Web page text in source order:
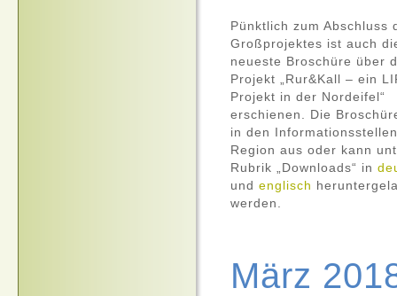
Pünktlich zum Abschluss
Großprojektes ist auch
neueste Broschüre über
Projekt „Rur&Kall – ein
Projekt in der Nordeifel“
erschienen. Die
in den
Region aus oder kann
Rubrik „Downloads“ in
und englisch
werden.
März